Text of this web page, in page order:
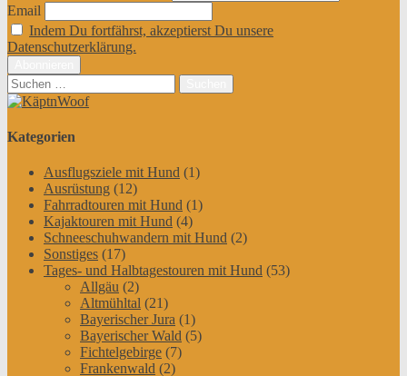
Email
Indem Du fortfährst, akzeptierst Du unsere
Datenschutzerklärung.
Suchen
nach:
Kategorien
Ausflugsziele mit Hund (1)
Ausrüstung (12)
Fahrradtouren mit Hund (1)
Kajaktouren mit Hund (4)
Schneeschuhwandern mit Hund (2)
Sonstiges (17)
Tages- und Halbtagestouren mit Hund (53)
Allgäu (2)
Altmühltal (21)
Bayerischer Jura (1)
Bayerischer Wald (5)
Fichtelgebirge (7)
Frankenwald (2)